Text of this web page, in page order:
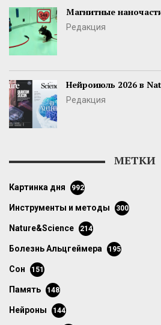
Магнитные
Редакция
Нейроиюль 2026 в
Редакция
МЕТКИ
картинка дня 992
инструменты и методы 300
Nature&Science 214
болезнь Альцгеймера 195
сон 151
память 148
нейроны 144